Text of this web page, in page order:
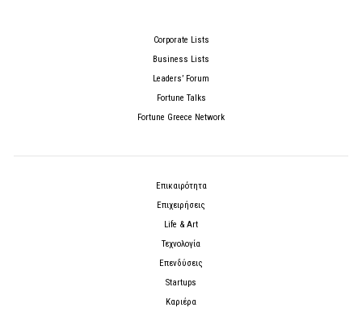
Corporate Lists
Business Lists
Leaders’ Forum
Fortune Talks
Fortune Greece Network
Επικαιρότητα
Επιχειρήσεις
Life & Art
Τεχνολογία
Επενδύσεις
Startups
Καριέρα